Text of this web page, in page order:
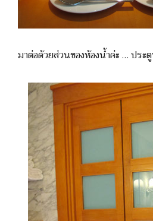
มาต่อด้วยส่วนของห้องน้ำค่ะ … ประตู